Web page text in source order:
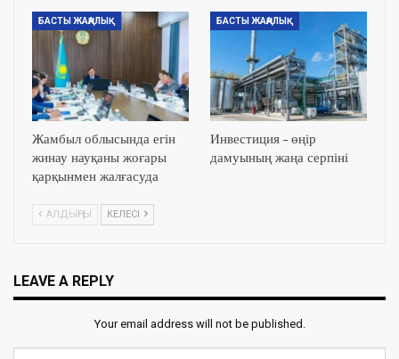
БАСТЫ ЖАҢАЛЫҚ
Жамбыл облысында егін
жинау науқаны жоғары
қарқынмен жалғасуда
БАСТЫ ЖАҢАЛЫҚ
Инвестиция – өңір
дамуының жаңа серпіні
АЛДЫҢҒЫ КЕЛЕСІ
LEAVE A REPLY
Your email address will not be published.